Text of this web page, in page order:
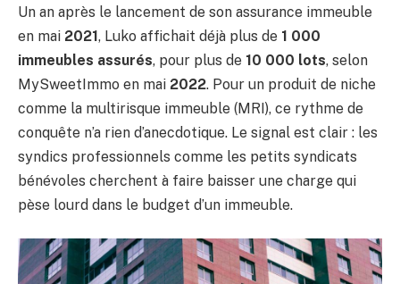
Un an après le lancement de son assurance immeuble
en mai 2021, Luko affichait déjà plus de 1 000
immeubles assurés, pour plus de 10 000 lots, selon
MySweetImmo en mai 2022. Pour un produit de niche
comme la multirisque immeuble (MRI), ce rythme de
conquête n’a rien d’anecdotique. Le signal est clair : les
syndics professionnels comme les petits syndicats
bénévoles cherchent à faire baisser une charge qui
pèse lourd dans le budget d’un immeuble.